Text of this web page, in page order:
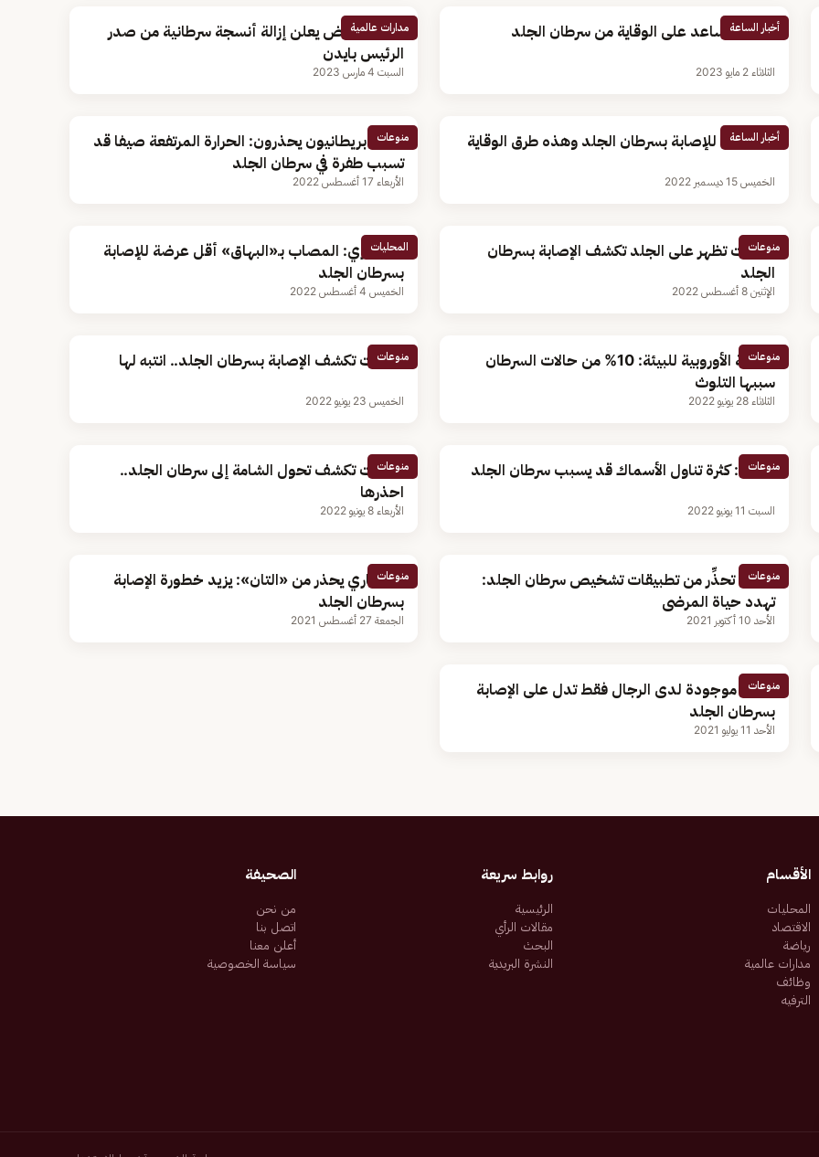
أخبار الساعة
3 طرق تساعد على الوقاية من سرطان الجلد
الثلاثاء 2 مايو 2023
مدارات عالمية
البيت الأبيض يعلن إزالة أنسجة سرطانية من صدر
الرئيس بايدن
السبت 4 مارس 2023
أخبار الساعة
4 أسباب للإصابة بسرطان الجلد وهذه طرق الوقاية
الخميس 15 ديسمبر 2022
منوعات
أطباء بريطانيون يحذرون: الحرارة المرتفعة صيفا قد
تسبب طفرة في سرطان الجلد
الأربعاء 17 أغسطس 2022
منوعات
علامات تظهر على الجلد تكشف الإصابة بسرطان
الجلد
الإثنين 8 أغسطس 2022
المحليات
استشاري: المصاب بـ«البهاق» أقل عرضة للإصابة
بسرطان الجلد
الخميس 4 أغسطس 2022
منوعات
الوكالة الأوروبية للبيئة: 10% من حالات السرطان
سببها التلوث
الثلاثاء 28 يونيو 2022
منوعات
علامات تكشف الإصابة بسرطان الجلد.. انتبه لها
الخميس 23 يونيو 2022
منوعات
دراسة: كثرة تناول الأسماك قد يسبب سرطان الجلد
السبت 11 يونيو 2022
منوعات
علامات تكشف تحول الشامة إلى سرطان الجلد..
احذرها
الأربعاء 8 يونيو 2022
منوعات
دراسة تحذِّر من تطبيقات تشخيص سرطان الجلد:
تهدد حياة المرضى
الأحد 10 أكتوبر 2021
منوعات
استشاري يحذر من «التان»: يزيد خطورة الإصابة
بسرطان الجلد
الجمعة 27 أغسطس 2021
منوعات
علامة موجودة لدى الرجال فقط تدل على الإصابة
بسرطان الجلد
الأحد 11 يوليو 2021
الأقسام
المحليات
الاقتصاد
رياضة
مدارات عالمية
وظائف
الترفيه
روابط سريعة
الرئيسية
مقالات الرأي
البحث
النشرة البريدية
الصحيفة
من نحن
اتصل بنا
أعلن معنا
سياسة الخصوصية